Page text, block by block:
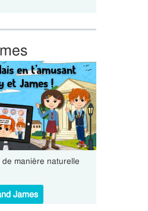
de manière naturelle
James